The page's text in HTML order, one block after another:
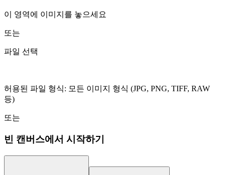
이 영역에 이미지를 놓으세요
또는
파일 선택
허용된 파일 형식: 모든 이미지 형식 (JPG, PNG, TIFF, RAW
등)
또는
빈 캔버스에서 시작하기